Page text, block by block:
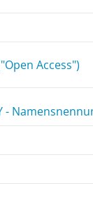
Access")
-